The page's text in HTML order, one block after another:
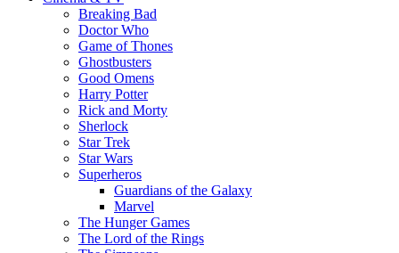
Breaking Bad
Doctor Who
Game of Thones
Ghostbusters
Good Omens
Harry Potter
Rick and Morty
Sherlock
Star Trek
Star Wars
Superheros
Guardians of the Galaxy
Marvel
The Hunger Games
The Lord of the Rings